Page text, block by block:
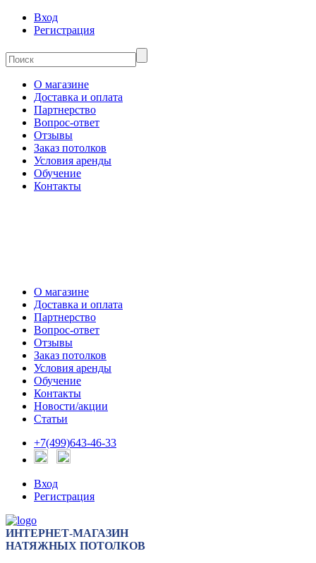
Вход
Регистрация
О магазине
Доставка и оплата
Партнерство
Вопрос-ответ
Отзывы
Заказ потолков
Условия аренды
Обучение
Контакты
О магазине
Доставка и оплата
Партнерство
Вопрос-ответ
Отзывы
Заказ потолков
Условия аренды
Обучение
Контакты
Новости/акции
Статьи
+7(499)643-46-33
Вход
Регистрация
ИНТЕРНЕТ-МАГАЗИН
НАТЯЖНЫХ ПОТОЛКОВ